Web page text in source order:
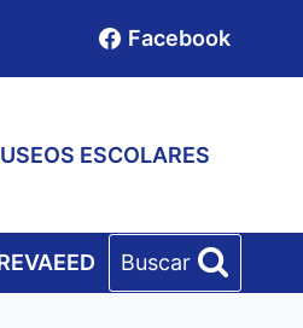
Facebook
ESCOLARES
Buscar